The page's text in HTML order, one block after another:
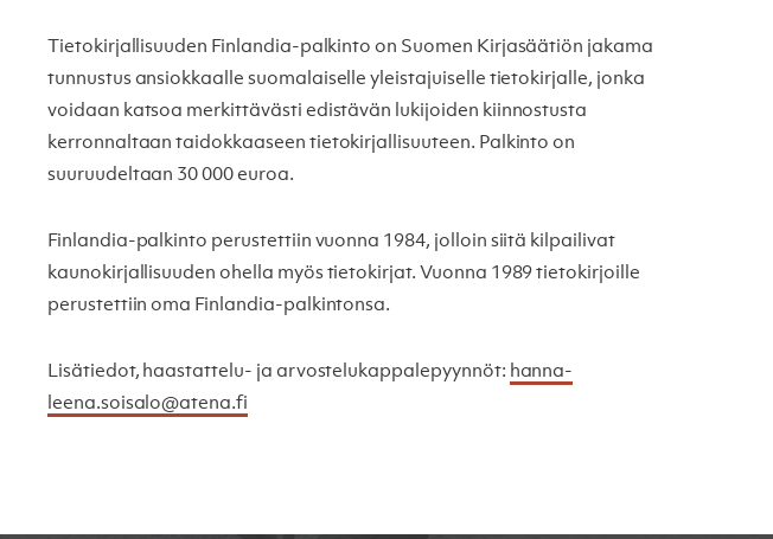
Tietokirjallisuuden Finlandia-palkinto on Suomen Kirjasäätiön jakama
tunnustus ansiokkaalle suomalaiselle yleistajuiselle tietokirjalle, jonka
voidaan katsoa merkittävästi edistävän lukijoiden kiinnostusta
kerronnaltaan taidokkaaseen tietokirjallisuuteen. Palkinto on
suuruudeltaan 30 000 euroa.
Finlandia-palkinto perustettiin vuonna 1984, jolloin siitä kilpailivat
kaunokirjallisuuden ohella myös tietokirjat. Vuonna 1989 tietokirjoille
perustettiin oma Finlandia-palkintonsa.
Lisätiedot, haastattelu- ja arvostelukappalepyynnöt: hanna-
leena.soisalo@atena.fi